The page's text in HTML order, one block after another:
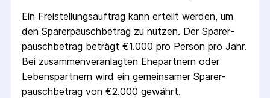
Ein Freistellungs­auftrag kann erteilt werden, um
den Sparer­pausch­betrag zu nutzen. Der Sparer­
pausch­betrag beträgt €1.000 pro Person pro Jahr.
Bei zusammenveranlagten Ehepartnern oder
Lebenspartnern wird ein gemeinsamer Sparer­
pausch­betrag von €2.000 gewährt.